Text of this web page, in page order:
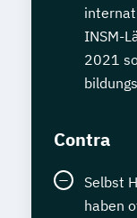
INSM-
2021
Contra
Selbst
haben